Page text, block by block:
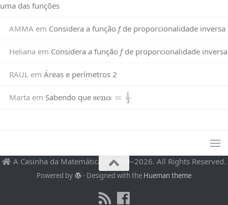
uma das funções
AMMA em Considera a função fde proporcionalidade inversa
Heliana em Considera a função fde proporcionalidade inversa
RAUL em Áreas e perímetros 2
Marta em Sabendo que 3
A Casinha da Matemática © 2009–2026. All Rights Reserved.
Powered by - Designed with the Hueman theme